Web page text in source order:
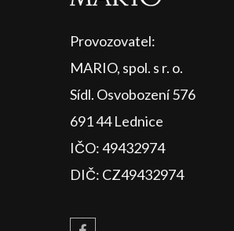
Provozovatel:
MARIO, spol. s r. o.
Sídl. Osvobození 576
691 44 Lednice
IČO: 49432974
DIČ: CZ49432974